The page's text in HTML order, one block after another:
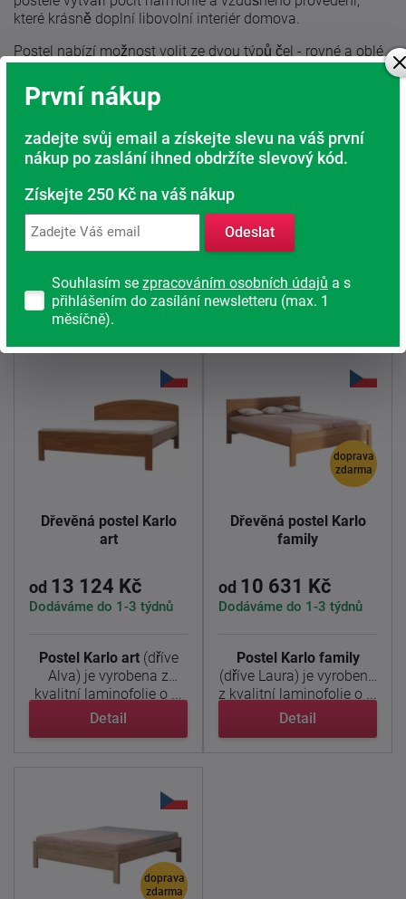
které krásně doplní libovolní interiér domova.
Postel nabízí možnost volit ze dvou týpů čel - rovné a oblé
několika dekorů.
typů nočních stolků, komody, úložný prostor a zásuvky
pod postel. Můžete si u nás také vybrat ze široké nabídky
Bez roštu, úložného prostoru a matrací.
Prvky systému Karlo klasik
Dřevěná postel Karlo
art
od 13 124 Kč
Dodáváme do 1-3 týdnů
Postel Karlo art (dříve
Alva) je vyrobena z
kvalitní laminofolie o ...
Detail
doprava
zdarma
Dřevěná postel Karlo
family
od 10 631 Kč
Dodáváme do 1-3 týdnů
Postel Karlo family
(dříve Laura) je vyrobena
z kvalitní laminofolie o ...
Detail
doprava
zdarma
První nákup
zadejte svůj email a získejte slevu na váš první
nákup po zaslání ihned obdržíte slevový kód.
Získejte 250 Kč na váš nákup
Odeslat
Souhlasím se zpracováním osobních údajů a s
přihlášením do zasílání newsletteru (max. 1
měsíčně).